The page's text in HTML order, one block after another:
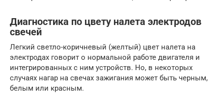
Диагностика по цвету налета электродов
свечей
Легкий светло-коричневый (желтый) цвет налета на
электродах говорит о нормальной работе двигателя и
интегрированных с ним устройств. Но, в некоторых
случаях нагар на свечах зажигания может быть черным,
белым или красным.